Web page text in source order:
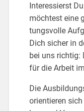
In­ter­es­sierst
möch­test eine
tungs­vol­le
Dich si­cher in
bei uns rich­tig:
für die Ar­beit
Die
ori­en­tie­ren